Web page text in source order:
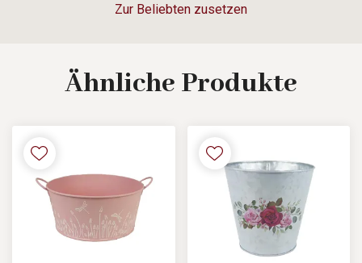
Zur Beliebten zusetzen
Ähnliche Produkte